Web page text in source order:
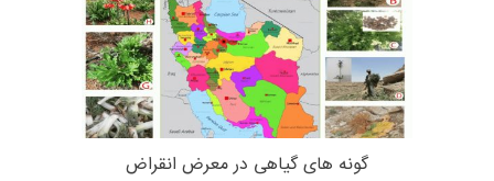
گونه های گیاهی در معرض انقراض